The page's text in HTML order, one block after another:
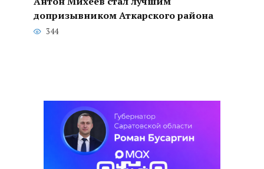
допризывником Аткарского района
344